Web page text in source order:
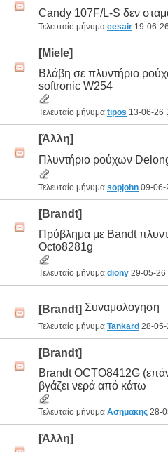
Candy 107F/L-S δεν
Τελευταίο μήνυμα eesair 19-06-26
[Miele]
Βλάβη σε πλυντήριο
softronic W254
Τελευταίο μήνυμα tipos 13-06-26
[Άλλη]
Πλυντήριο ρούχων
Τελευταίο μήνυμα sopjohn 09-06-
[Brandt]
Πρύβλημα με Bandt
Octo8281g
Τελευταίο μήνυμα diony 29-05-26
[Brandt] Συναμολογηση
Τελευταίο μήνυμα Tankard 28-05-
[Brandt]
Brandt OCTO8412G
βγάζει νερά από κάτω
Τελευταίο μήνυμα Ασημακης 28-
[Άλλη]